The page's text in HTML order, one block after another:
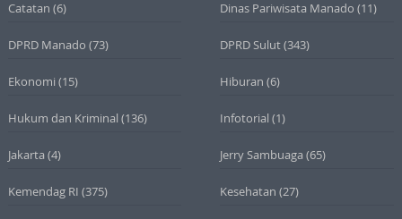
Catatan (6) Dinas Pariwisata Manado (11)
DPRD Manado (73) DPRD Sulut(343)
Ekonomi (15) Hiburan (6)
Hukum dan Kriminal (136) Infotorial (1)
Jakarta (4) Jerry Sambuaga (65)
Kemendag RI (375) Kesehatan (27)